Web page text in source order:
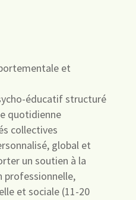
et
éducatif structuré
quotidienne
collectives
global et
un soutien à la
professionnelle,
et sociale (11-20